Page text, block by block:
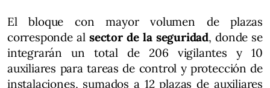
El bloque con mayor volumen de plazas
corresponde alsector de la seguridad, donde se
integrarán un total de 206 vigilantes y 10
auxiliares para tareas de control y protección de
instalaciones, sumados a 12 plazas de auxiliares